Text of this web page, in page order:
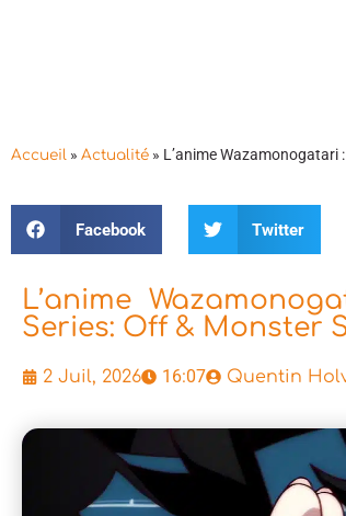
Accueil » Actualité » L’anime Wazamonogatari
Facebook Twitter
L’anime
Series: Off & Monster
2 Juil, 2026 16:07 Quentin